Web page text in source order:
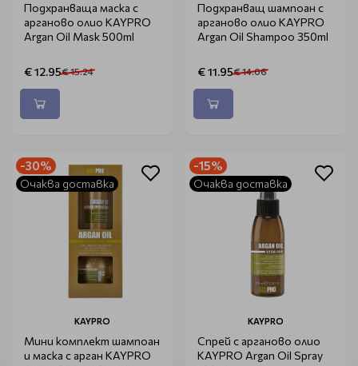
Подхранваща маска с
арганово олио KAYPRO
Argan Oil Mask 500ml
€ 12.95€ 15.24
Подхранващ шампоан с
арганово олио KAYPRO
Argan Oil Shampoo 350ml
€ 11.95€ 14.06
-30%
Очаква доставка
KAYPRO
Мини комплект шампоан
и маска с арган KAYPRO
-15%
Очаква доставка
KAYPRO
Спрей с арганово олио
KAYPRO Argan Oil Spray